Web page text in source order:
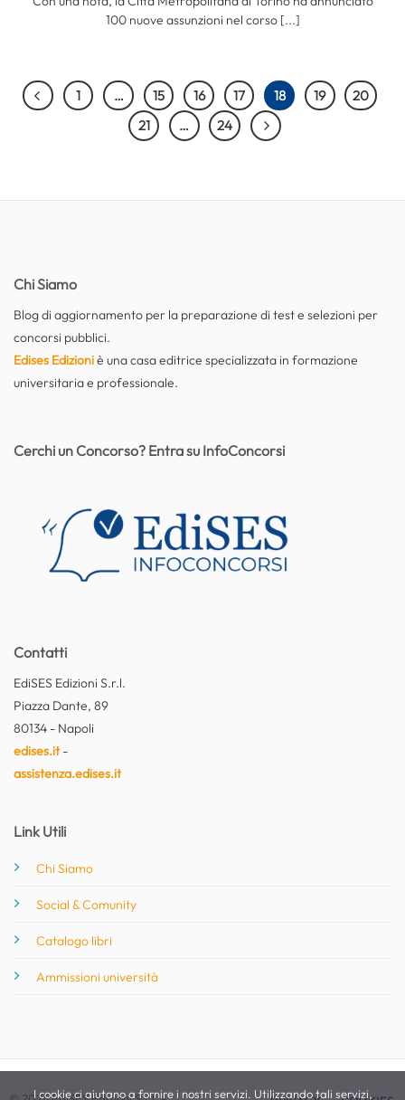
100 nuove assunzioni nel corso [...]
1 … 15 16 17 18 19
20
21
… 24
Chi Siamo
Blog di aggiornamento per la preparazione di test e selezioni per
concorsi pubblici.
Edises Edizioniè una casa editrice specializzata in formazione
universitaria e professionale.
Contatti
EdiSES Edizioni S.r.l.
Piazza Dante, 89
80134 - Napoli
edises.it-
assistenza.edises.it
Link Utili
Chi Siamo
Social & Comunity
Catalogo libri
Ammissioni università
Cerchi un Concorso? Entra su InfoConcorsi
I cookie ci aiutano a fornire i nostri servizi. Utilizzando tali servizi,